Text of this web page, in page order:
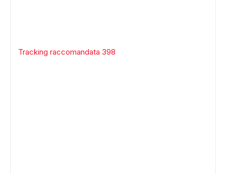
Tracking raccomandata 398